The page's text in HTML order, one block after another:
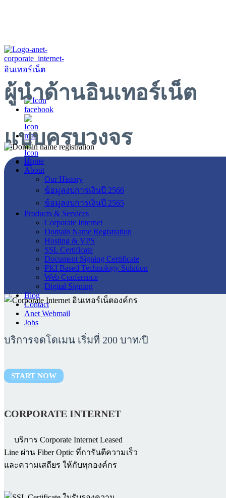
Home
About
Our History
ข้อมูลงบการเงินปี 2566
ข้อมูลงบการเงินปี 2565
Products & Services
Corporate Internet
Domain Name Registration
Hosting & VPS
SSL Certificate
Document Signing Certificate
PKI Based Technology Solution
Web Conference
Digital Signing
Blog
Contact
Anet Webmail
Jobs
ผู้นำด้านอินเทอร์เน็ต
แบบครบวงจร
บริการจดโดเมน เริ่มที่ 200 บาท/ปี
START NOW
CORPORATE INTERNET
บริการ Corporate Internet Leased
Line ผ่าน Fiber Optic ที่การันตีความเร็ว
และความเสถียร ให้กับทุกองค์กร